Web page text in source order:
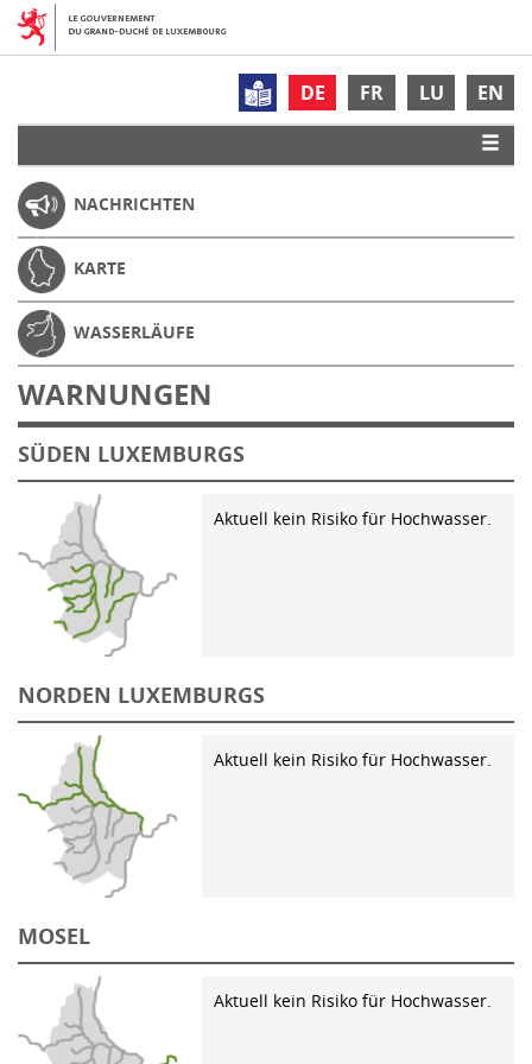
DE FR LU EN
NACHRICHTEN
KARTE
WASSERLÄUFE
WARNUNGEN
SÜDEN LUXEMBURGS
Aktuell kein Risiko für Hochwasser.
NORDEN LUXEMBURGS
Aktuell kein Risiko für Hochwasser.
MOSEL
Aktuell kein Risiko für Hochwasser.